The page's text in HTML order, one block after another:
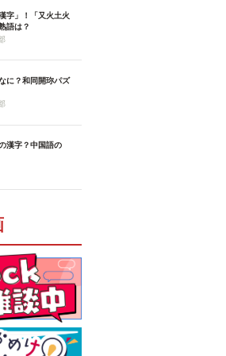
字」！「又火土火
語は？
に？和同開珎パズ
漢字？中国語の